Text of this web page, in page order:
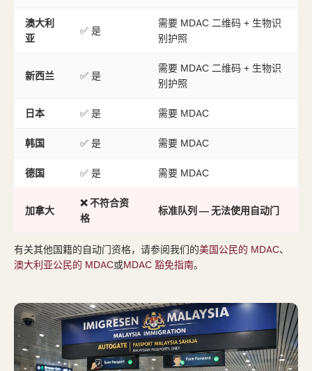
澳大利
亚
✅ 是
需要 MDAC 二维码 + 生物识
别护照
新西兰 ✅ 是
需要 MDAC 二维码 + 生物识
别护照
日本 ✅ 是 需要 MDAC
韩国 ✅ 是 需要 MDAC
德国 ✅ 是 需要 MDAC
加拿大
❌ 不符合资
格
标准队列 — 无法使用自动门
有关其他国籍的自动门资格，请参阅我们的美国公民的 MDAC、
澳大利亚公民的 MDAC或MDAC 豁免指南。